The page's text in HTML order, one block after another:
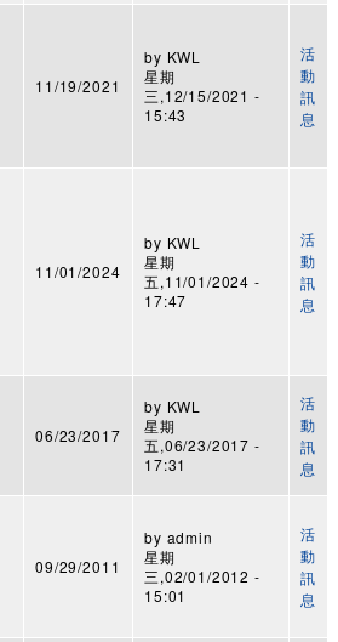
11/19/2021
by KWL
星期
三,12/15/2021 -
15:43
活
動
訊
息
11/01/2024
by KWL
星期
五,11/01/2024 -
17:47
活
動
訊
息
06/23/2017
by KWL
星期
五,06/23/2017 -
17:31
活
動
訊
息
09/29/2011
by admin
星期
三,02/01/2012 -
15:01
活
動
訊
息